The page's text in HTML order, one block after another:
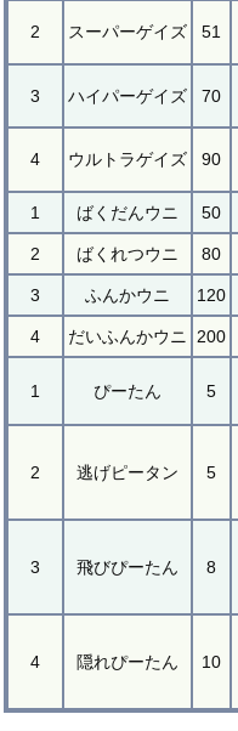
2 スーパーゲイズ 51
3 ハイパーゲイズ 70
4 ウルトラゲイズ 90
1 ばくだんウニ 50
2 ばくれつウニ 80
3 ふんかウニ 120
4 だいふんかウニ 200
1 ぴーたん 5
2 逃げピータン 5
3 飛びぴーたん 8
4 隠れぴーたん 10